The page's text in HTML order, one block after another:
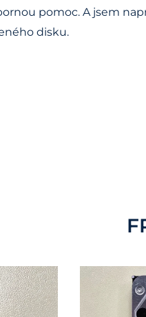
pomoc. A jsem
disku.